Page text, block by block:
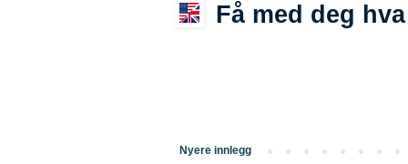
Få med deg
Nyere innlegg